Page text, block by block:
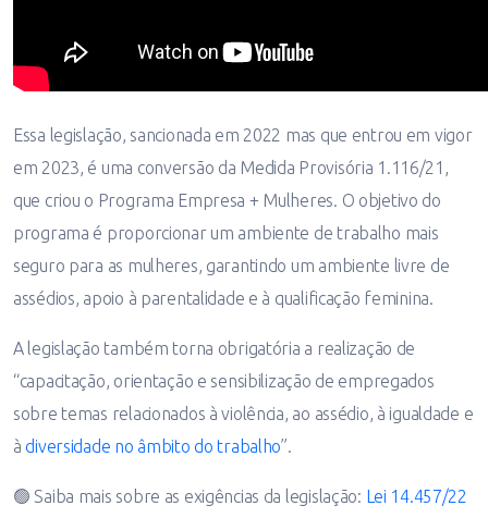
Essa legislação, sancionada em 2022 mas que entrou em vigor
em 2023, é uma conversão da Medida Provisória 1.116/21,
que criou o Programa Empresa + Mulheres. O objetivo do
programa é proporcionar um ambiente de trabalho mais
seguro para as mulheres, garantindo um ambiente livre de
assédios, apoio à parentalidade e à qualificação feminina.
A legislação também torna obrigatória a realização de
“capacitação, orientação e sensibilização de empregados
sobre temas relacionados à violência, ao assédio, à igualdade e
àdiversidade no âmbito do trabalho”.
🟢 Saiba mais sobre as exigências da legislação: Lei 14.457/22